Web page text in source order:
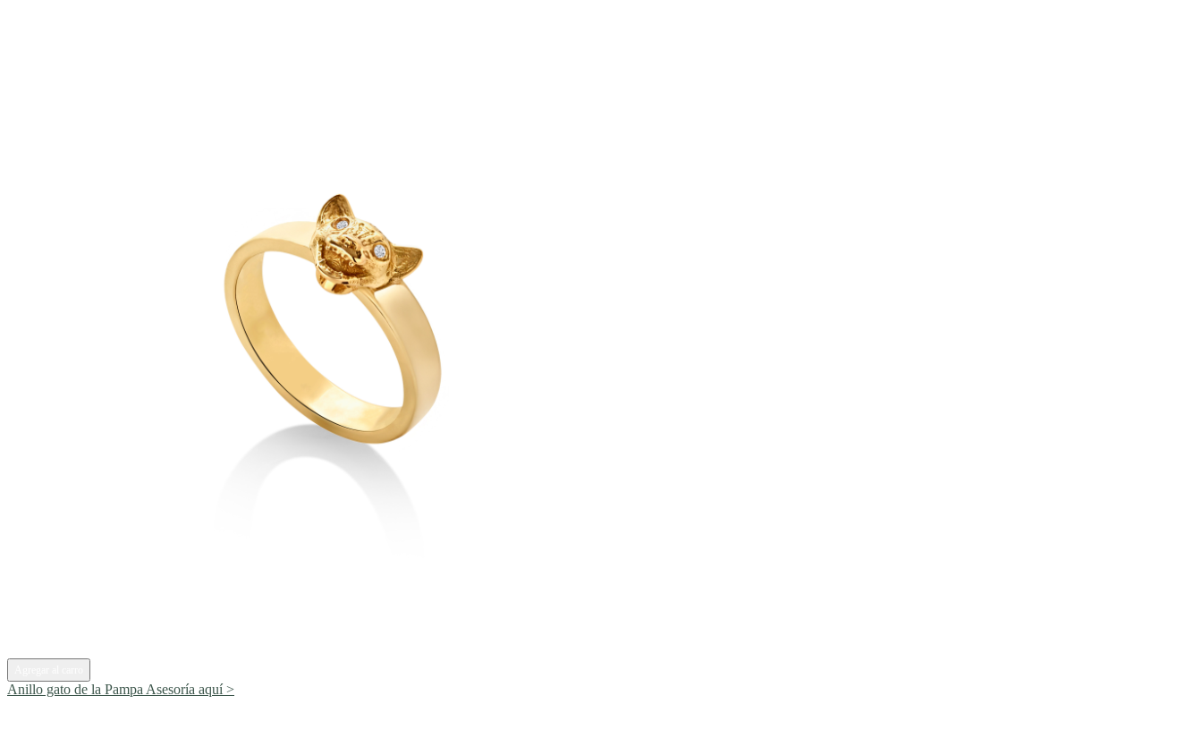
Anillo gato de la Pampa Asesoría aquí >